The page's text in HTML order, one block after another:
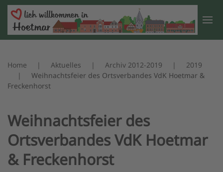
Zum Hauptinhalt springen
Home Aktuelles Archiv 2012-2019
2019
Weihnachtsfeier des Ortsverbandes VdK Hoetmar &
Freckenhorst
Weihnachtsfeier des
Ortsverbandes VdK Hoetmar
& Freckenhorst